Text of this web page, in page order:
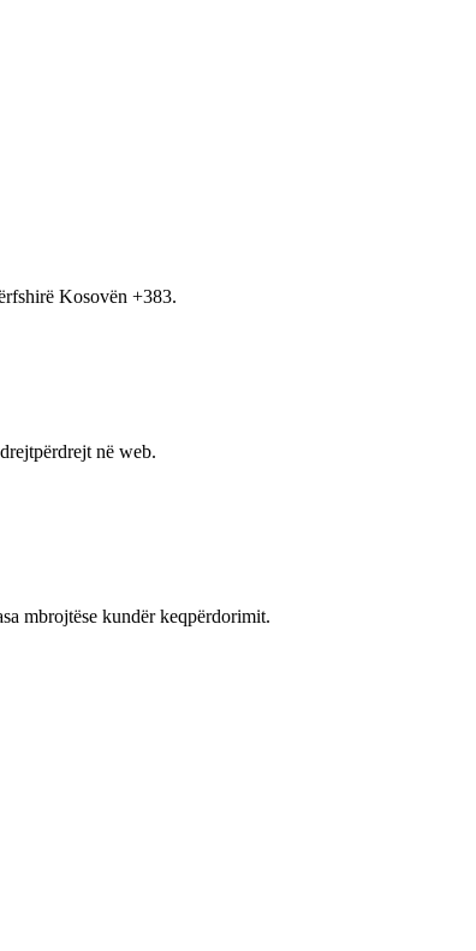
Kosovën +383.
në web.
mbrojtëse kundër keqpërdorimit.